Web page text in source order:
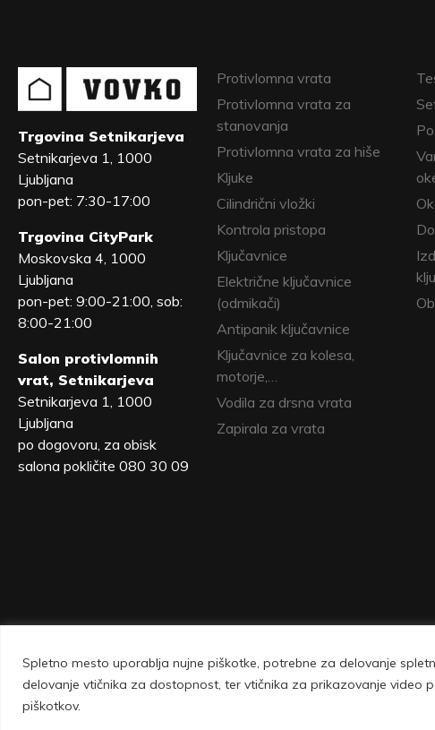
Spletno mesto uporablja nujne piškotke, potrebne za delovanje
delovanje vtičnika za dostopnost, ter vtičnika za prikazovanje video
piškotkov.
Trgovina Setnikarjeva
Setnikarjeva 1, 1000
Ljubljana
pon-pet: 7:30-17:00
Trgovina CityPark
Moskovska 4, 1000
Ljubljana
pon-pet: 9:00-21:00, sob:
8:00-21:00
Salon protivlomnih
vrat, Setnikarjeva
Setnikarjeva 1, 1000
Ljubljana
po dogovoru, za obisk
salona pokličite 080 30 09
Protivlomna vrata
Protivlomna vrata za
stanovanja
Protivlomna vrata za hiše
Kljuke
Cilindrični vložki
Kontrola pristopa
Ključavnice
Električne ključavnice
(odmikači)
Antipanik ključavnice
Ključavnice za kolesa,
motorje,…
Vodila za drsna vrata
Zapirala za vrata
Vovko d.o.o., Setnikarjeva 1, 1000 Ljubljana | ©